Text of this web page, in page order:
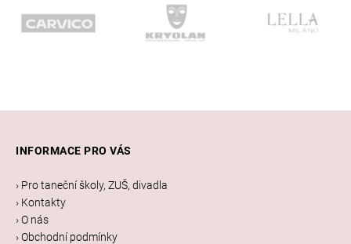
INFORMACE PRO VÁS
› Pro taneční školy, ZUŠ, divadla
› Kontakty
› O nás
› Obchodní podmínky